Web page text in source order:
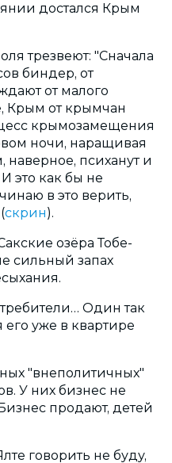
достался Крым
трезвеют: "Сначала
биндер, от
от малого
Крым от крымчан
крымозамещения
ночи, наращивая
наверное, психанут и
это как бы не
в это верить,
скрин).
озёра Тобе-
сильный запах
Один так
его уже в квартире
"внеполитичных"
У них бизнес не
продают, детей
говорить не буду,